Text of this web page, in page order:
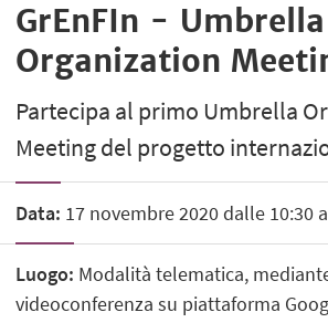
GrEnFIn - Umbrella
Organization
Partecipa al primo Umbrella
Meeting del progetto
Data: 17 novembre 2020 dalle 10:30
Luogo: Modalità telematica,
videoconferenza su piattaforma